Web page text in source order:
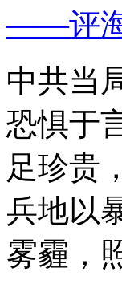
——评海
中共当
恐惧于
足珍贵
兵地以
雾霾，